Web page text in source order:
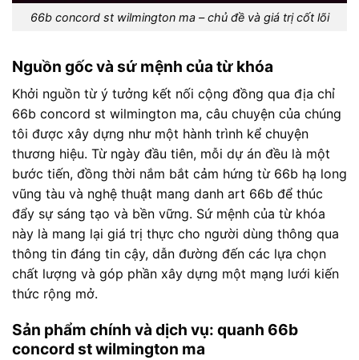
66b concord st wilmington ma – chủ đề và giá trị cốt lõi
Nguồn gốc và sứ mệnh của từ khóa
Khởi nguồn từ ý tưởng kết nối cộng đồng qua địa chỉ
66b concord st wilmington ma, câu chuyện của chúng
tôi được xây dựng như một hành trình kể chuyện
thương hiệu. Từ ngày đầu tiên, mỗi dự án đều là một
bước tiến, đồng thời nắm bắt cảm hứng từ 66b hạ long
vũng tàu và nghệ thuật mang danh art 66b để thúc
đẩy sự sáng tạo và bền vững. Sứ mệnh của từ khóa
này là mang lại giá trị thực cho người dùng thông qua
thông tin đáng tin cậy, dẫn đường đến các lựa chọn
chất lượng và góp phần xây dựng một mạng lưới kiến
thức rộng mở.
Sản phẩm chính và dịch vụ: quanh 66b
concord st wilmington ma